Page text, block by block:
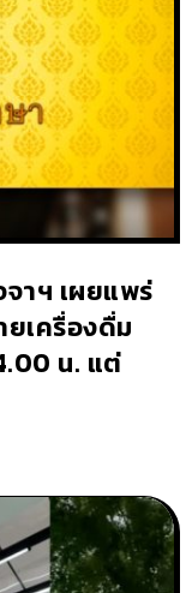
าฯ เผยแพร่
ยเครื่องดื่ม
น. แต่